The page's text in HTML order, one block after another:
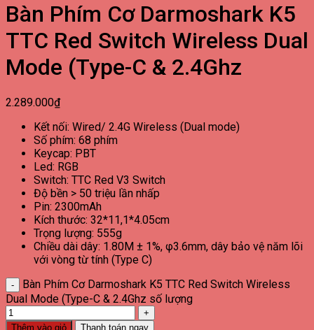
Bàn Phím Cơ Darmoshark K5
TTC Red Switch Wireless Dual
Mode (Type-C & 2.4Ghz
2.289.000₫
Kết nối: Wired/ 2.4G Wireless (Dual mode)
Số phím: 68 phím
Keycap: PBT
Led: RGB
Switch: TTC Red V3 Switch
Độ bền > 50 triệu lần nhấp
Pin: 2300mAh
Kích thước: 32*11,1*4.05cm
Trọng lượng: 555g
Chiều dài dây: 1.80M ± 1%, φ3.6mm, dây bảo vệ năm lõi
với vòng từ tính (Type C)
Bàn Phím Cơ Darmoshark K5 TTC Red Switch Wireless
Dual Mode (Type-C & 2.4Ghz số lượng
Thêm vào giỏ Thanh toán ngay